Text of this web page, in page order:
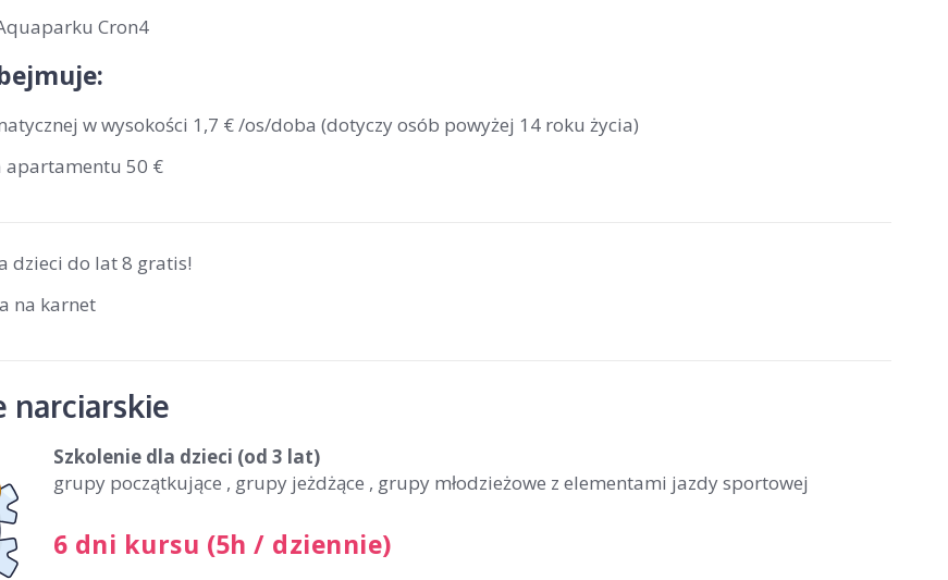
Cron4
w wysokości 1,7 € /os/doba (dotyczy osób powyżej 14 roku życia)
apartamentu 50 €
dzieci do lat 8 gratis!
na karnet
narciarskie
Szkolenie dla dzieci (od 3 lat)
grupy początkujące , grupy jeżdżące , grupy młodzieżowe z elementami jazdy sportowej
6 dni kursu (5h / dziennie)